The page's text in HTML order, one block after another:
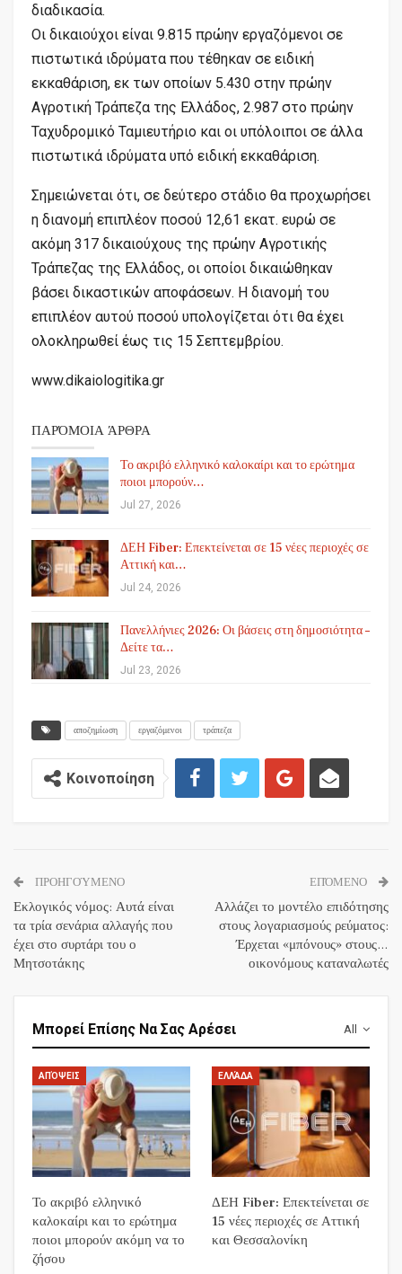
διαδικασία.
Οι δικαιούχοι είναι 9.815 πρώην εργαζόμενοι σε
πιστωτικά ιδρύματα που τέθηκαν σε ειδική
εκκαθάριση, εκ των οποίων 5.430 στην πρώην
Αγροτική Τράπεζα της Ελλάδος, 2.987 στο πρώην
Ταχυδρομικό Ταμιευτήριο και οι υπόλοιποι σε άλλα
πιστωτικά ιδρύματα υπό ειδική εκκαθάριση.
Σημειώνεται ότι, σε δεύτερο στάδιο θα προχωρήσει
η διανομή επιπλέον ποσού 12,61 εκατ. ευρώ σε
ακόμη 317 δικαιούχους της πρώην Αγροτικής
Τράπεζας της Ελλάδος, οι οποίοι δικαιώθηκαν
βάσει δικαστικών αποφάσεων. Η διανομή του
επιπλέον αυτού ποσού υπολογίζεται ότι θα έχει
ολοκληρωθεί έως τις 15 Σεπτεμβρίου.
www.dikaiologitika.gr
ΠΑΡΌΜΟΙΑ ΆΡΘΡΑ
Το ακριβό ελληνικό καλοκαίρι και το ερώτημα
ποιοι μπορούν…
Jul 27, 2026
ΔΕΗ Fiber: Επεκτείνεται σε 15 νέες περιοχές σε
Αττική και…
Jul 24, 2026
Πανελλήνιες 2026: Οι βάσεις στη δημοσιότητα –
Δείτε τα…
Jul 23, 2026
αποζημίωση εργαζόμενοι τράπεζα
Κοινοποίηση
ΠΡΟΗΓΟΎΜΕΝΟ
Εκλογικός νόμος: Αυτά είναι
τα τρία σενάρια αλλαγής που
έχει στο συρτάρι του ο
Μητσοτάκης
ΕΠΌΜΕΝΟ
Αλλάζει το μοντέλο επιδότησης
στους λογαριασμούς ρεύματος:
Έρχεται «μπόνους» στους…
οικονόμους καταναλωτές
All
Μπορεί Επίσης Να Σας Αρέσει
ΑΠΌΨΕΙΣ
Το ακριβό ελληνικό
καλοκαίρι και το ερώτημα
ποιοι μπορούν ακόμη να το
ζήσου
ΕΛΛΆΔΑ
ΔΕΗ Fiber: Επεκτείνεται σε
15 νέες περιοχές σε Αττική
και Θεσσαλονίκη